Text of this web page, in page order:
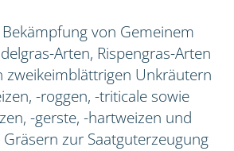
von Gemeinem
Arten, Rispengras-Arten
zweikeimblättrigen Unkräutern
-roggen, -triticale sowie
-gerste, -hartweizen und
zur Saatguterzeugung